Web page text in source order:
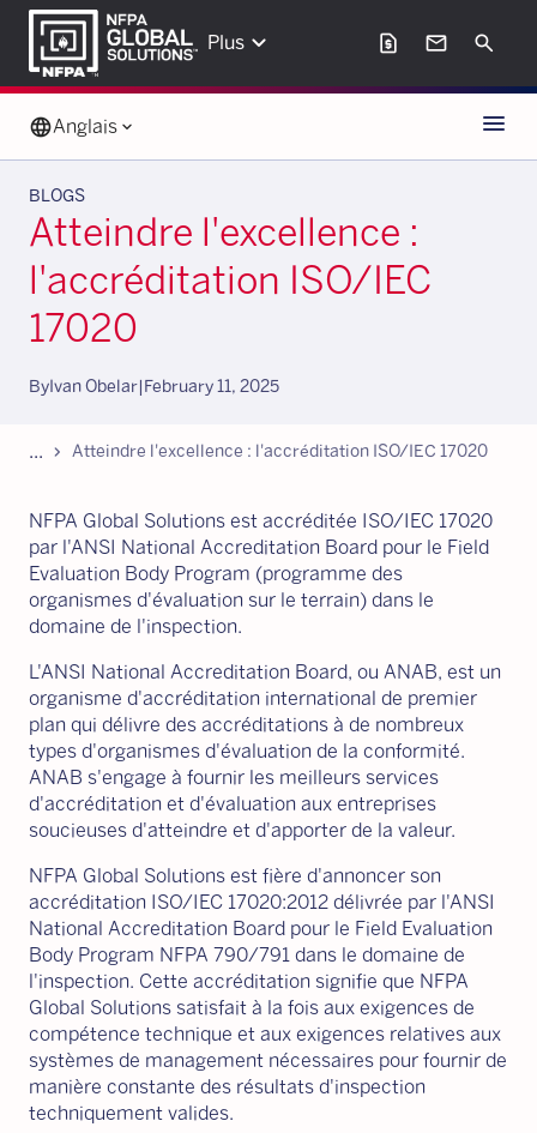
Pluskeyboard_arrow_down request_page mail Search
languageAnglais keyboard_arrow_down Menu
BLOGS
Atteindre l'excellence :
l'accréditation ISO/IEC
17020
ByIvan Obelar|February 11, 2025
... chevron_forward Atteindre l'excellence : l'accréditation ISO/IEC 17020
NFPA Global Solutions est accréditée ISO/IEC 17020
par l'ANSI National Accreditation Board pour le Field
Evaluation Body Program (programme des
organismes d'évaluation sur le terrain) dans le
domaine de l'inspection.
L'ANSI National Accreditation Board, ou ANAB, est un
organisme d'accréditation international de premier
plan qui délivre des accréditations à de nombreux
types d'organismes d'évaluation de la conformité.
ANAB s'engage à fournir les meilleurs services
d'accréditation et d'évaluation aux entreprises
soucieuses d'atteindre et d'apporter de la valeur.
NFPA Global Solutions est fière d'annoncer son
accréditation ISO/IEC 17020:2012 délivrée par l'ANSI
National Accreditation Board pour le Field Evaluation
Body Program NFPA 790/791 dans le domaine de
l'inspection. Cette accréditation signifie que NFPA
Global Solutions satisfait à la fois aux exigences de
compétence technique et aux exigences relatives aux
systèmes de management nécessaires pour fournir de
manière constante des résultats d'inspection
techniquement valides.